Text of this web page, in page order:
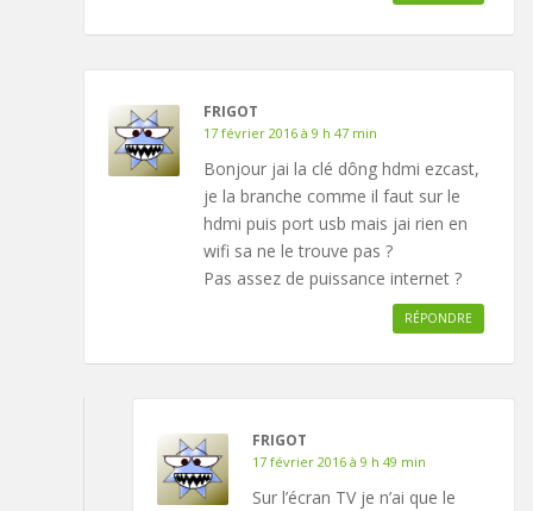
FRIGOT
17 février 2016 à 9 h 47 min
Bonjour jai la clé dông hdmi ezcast,
je la branche comme il faut sur le
hdmi puis port usb mais jai rien en
wifi sa ne le trouve pas ?
Pas assez de puissance internet ?
RÉPONDRE
FRIGOT
17 février 2016 à 9 h 49 min
Sur l’écran TV je n’ai que le